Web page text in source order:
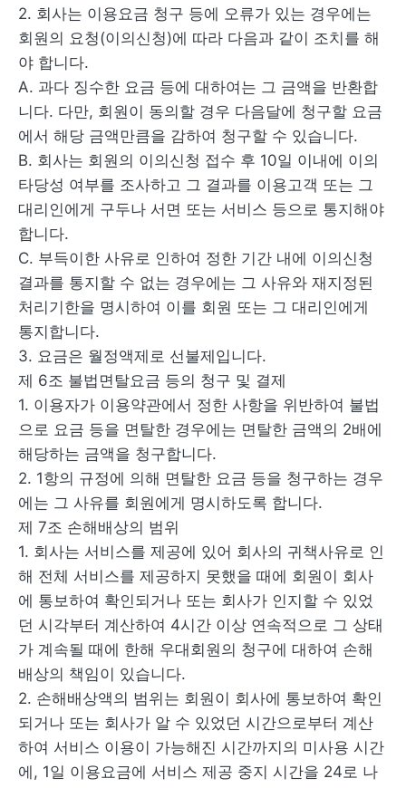
2. 회사는 이용요금 청구 등에 오류가 있는 경우에는
회원의 요청(이의신청)에 따라 다음과 같이 조치를 해
야 합니다.
A. 과다 징수한 요금 등에 대하여는 그 금액을 반환합
니다. 다만, 회원이 동의할 경우 다음달에 청구할 요금
에서 해당 금액만큼을 감하여 청구할 수 있습니다.
B. 회사는 회원의 이의신청 접수 후 10일 이내에 이의
타당성 여부를 조사하고 그 결과를 이용고객 또는 그
대리인에게 구두나 서면 또는 서비스 등으로 통지해야
합니다.
C. 부득이한 사유로 인하여 정한 기간 내에 이의신청
결과를 통지할 수 없는 경우에는 그 사유와 재지정된
처리기한을 명시하여 이를 회원 또는 그 대리인에게
통지합니다.
3. 요금은 월정액제로 선불제입니다.
제 6조 불법면탈요금 등의 청구 및 결제
1. 이용자가 이용약관에서 정한 사항을 위반하여 불법
으로 요금 등을 면탈한 경우에는 면탈한 금액의 2배에
해당하는 금액을 청구합니다.
2. 1항의 규정에 의해 면탈한 요금 등을 청구하는 경우
에는 그 사유를 회원에게 명시하도록 합니다.
제 7조 손해배상의 범위
1. 회사는 서비스를 제공에 있어 회사의 귀책사유로 인
해 전체 서비스를 제공하지 못했을 때에 회원이 회사
에 통보하여 확인되거나 또는 회사가 인지할 수 있었
던 시각부터 계산하여 4시간 이상 연속적으로 그 상태
가 계속될 때에 한해 우대회원의 청구에 대하여 손해
배상의 책임이 있습니다.
2. 손해배상액의 범위는 회원이 회사에 통보하여 확인
되거나 또는 회사가 알 수 있었던 시간으로부터 계산
하여 서비스 이용이 가능해진 시간까지의 미사용 시간
에, 1일 이용요금에 서비스 제공 중지 시간을 24로 나